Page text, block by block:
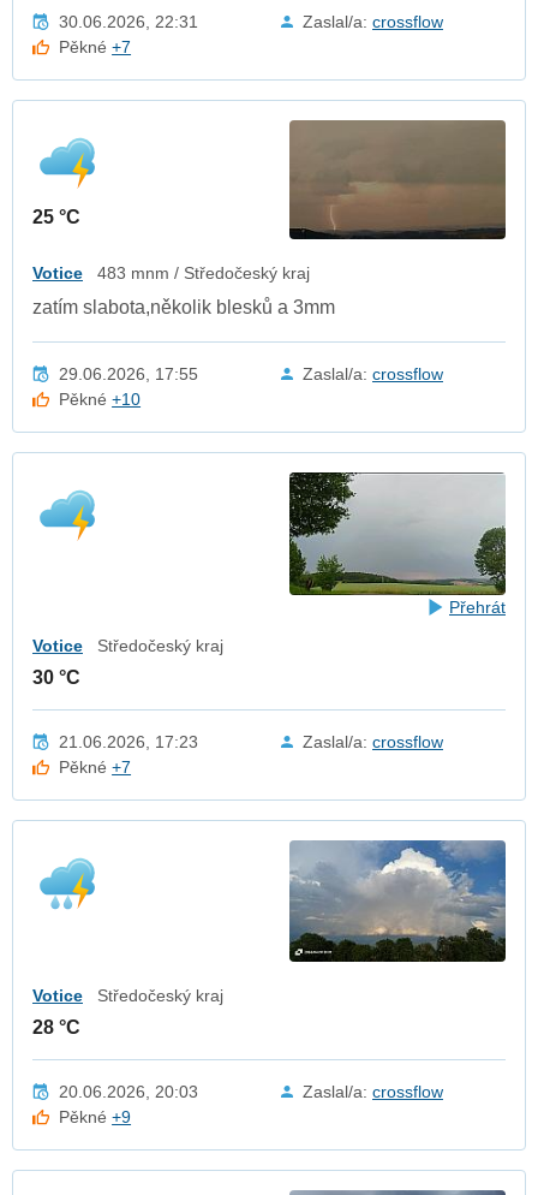
30.06.2026, 22:31 Zaslal/a: crossflow
Pěkné+7
25 °C
Votice 483 mnm / Středočeský kraj
zatím slabota,několik blesků a 3mm
29.06.2026, 17:55 Zaslal/a: crossflow
Pěkné+10
Přehrát
Votice Středočeský kraj
30 °C
21.06.2026, 17:23 Zaslal/a: crossflow
Pěkné+7
Votice Středočeský kraj
28 °C
20.06.2026, 20:03 Zaslal/a: crossflow
Pěkné+9